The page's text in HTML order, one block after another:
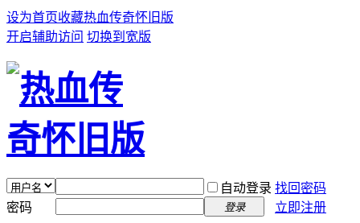
设为首页收藏热血传奇怀旧版
开启辅助访问 切换到宽版
自动登录 找回密码
密码
登录 立即注册